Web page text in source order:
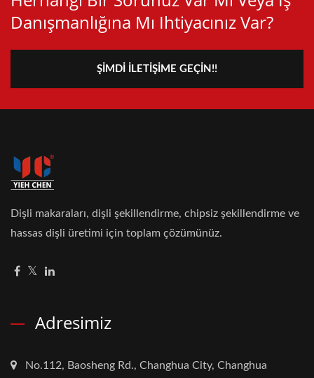
Danışmanlığına Mı Ihtiyacınız Var?
ŞIMDI İLETIŞIME GEÇIN!!
Dişli makaraları, dişli şekillendirme, chipsiz şekillendirme ve
hassas dişli üretimi için toplam çözümünüz.
Adresimiz
No.112, Baosheng Rd., Changhua City, Changhua